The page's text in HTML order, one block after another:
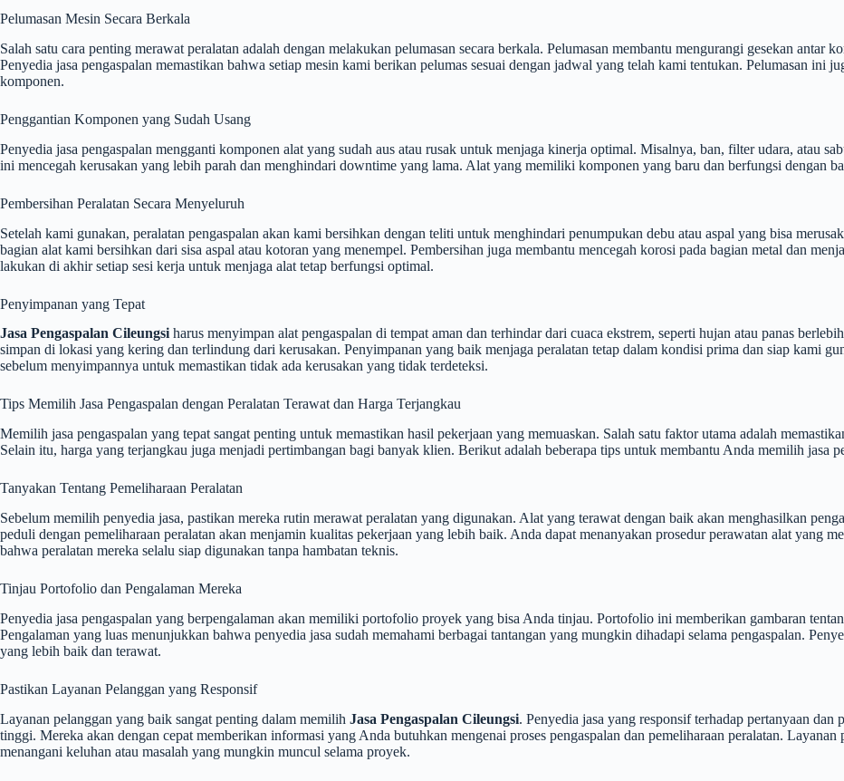
Pelumasan Mesin Secara Berkala
Salah satu cara penting merawat peralatan adalah dengan melakukan pelumasan secara berkala. Pelumasan membantu mengurangi gesekan antar
Penyedia jasa pengaspalan memastikan bahwa setiap mesin kami berikan pelumas sesuai dengan jadwal yang telah kami tentukan. Pelumasan ini
komponen.
Penggantian Komponen yang Sudah Usang
Penyedia jasa pengaspalan mengganti komponen alat yang sudah aus atau rusak untuk menjaga kinerja optimal. Misalnya, ban, filter udara, atau
ini mencegah kerusakan yang lebih parah dan menghindari downtime yang lama. Alat yang memiliki komponen yang baru dan berfungsi dengan
Pembersihan Peralatan Secara Menyeluruh
Setelah kami gunakan, peralatan pengaspalan akan kami bersihkan dengan teliti untuk menghindari penumpukan debu atau aspal yang bisa
bagian alat kami bersihkan dari sisa aspal atau kotoran yang menempel. Pembersihan juga membantu mencegah korosi pada bagian metal dan
lakukan di akhir setiap sesi kerja untuk menjaga alat tetap berfungsi optimal.
Penyimpanan yang Tepat
Jasa Pengaspalan Cileungsiharus menyimpan alat pengaspalan di tempat aman dan terhindar dari cuaca ekstrem, seperti hujan atau panas
simpan di lokasi yang kering dan terlindung dari kerusakan. Penyimpanan yang baik menjaga peralatan tetap dalam kondisi prima dan siap kami
sebelum menyimpannya untuk memastikan tidak ada kerusakan yang tidak terdeteksi.
Tips Memilih Jasa Pengaspalan dengan Peralatan Terawat dan Harga Terjangkau
Memilih jasa pengaspalan yang tepat sangat penting untuk memastikan hasil pekerjaan yang memuaskan. Salah satu faktor utama adalah
Selain itu, harga yang terjangkau juga menjadi pertimbangan bagi banyak klien. Berikut adalah beberapa tips untuk membantu Anda memilih jasa
Tanyakan Tentang Pemeliharaan Peralatan
Sebelum memilih penyedia jasa, pastikan mereka rutin merawat peralatan yang digunakan. Alat yang terawat dengan baik akan menghasilkan
peduli dengan pemeliharaan peralatan akan menjamin kualitas pekerjaan yang lebih baik. Anda dapat menanyakan prosedur perawatan alat yang
bahwa peralatan mereka selalu siap digunakan tanpa hambatan teknis.
Tinjau Portofolio dan Pengalaman Mereka
Penyedia jasa pengaspalan yang berpengalaman akan memiliki portofolio proyek yang bisa Anda tinjau. Portofolio ini memberikan gambaran
Pengalaman yang luas menunjukkan bahwa penyedia jasa sudah memahami berbagai tantangan yang mungkin dihadapi selama pengaspalan.
yang lebih baik dan terawat.
Pastikan Layanan Pelanggan yang Responsif
Layanan pelanggan yang baik sangat penting dalam memilih Jasa Pengaspalan Cileungsi. Penyedia jasa yang responsif terhadap pertanyaan
tinggi. Mereka akan dengan cepat memberikan informasi yang Anda butuhkan mengenai proses pengaspalan dan pemeliharaan peralatan.
menangani keluhan atau masalah yang mungkin muncul selama proyek.